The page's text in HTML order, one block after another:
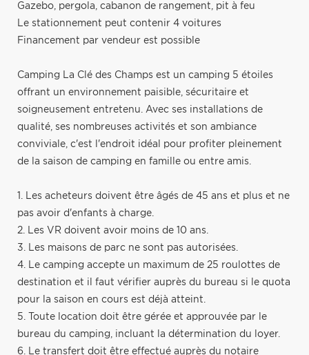
Gazebo, pergola, cabanon de rangement, pit à feu
Le stationnement peut contenir 4 voitures
Financement par vendeur est possible
Camping La Clé des Champs est un camping 5 étoiles
offrant un environnement paisible, sécuritaire et
soigneusement entretenu. Avec ses installations de
qualité, ses nombreuses activités et son ambiance
conviviale, c'est l'endroit idéal pour profiter pleinement
de la saison de camping en famille ou entre amis.
1. Les acheteurs doivent être âgés de 45 ans et plus et ne
pas avoir d'enfants à charge.
2. Les VR doivent avoir moins de 10 ans.
3. Les maisons de parc ne sont pas autorisées.
4. Le camping accepte un maximum de 25 roulottes de
destination et il faut vérifier auprès du bureau si le quota
pour la saison en cours est déjà atteint.
5. Toute location doit être gérée et approuvée par le
bureau du camping, incluant la détermination du loyer.
6. Le transfert doit être effectué auprès du notaire